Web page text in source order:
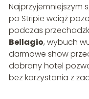
Najprzyjemniejszym
po Stripie wciąż
podczas
Bellagio, wybuch
darmowe show
dobrany hotel
bez korzystania z